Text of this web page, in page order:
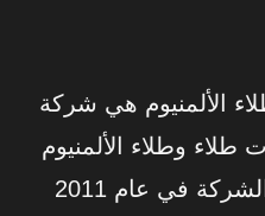
هي شركة
الألمنيوم
2011